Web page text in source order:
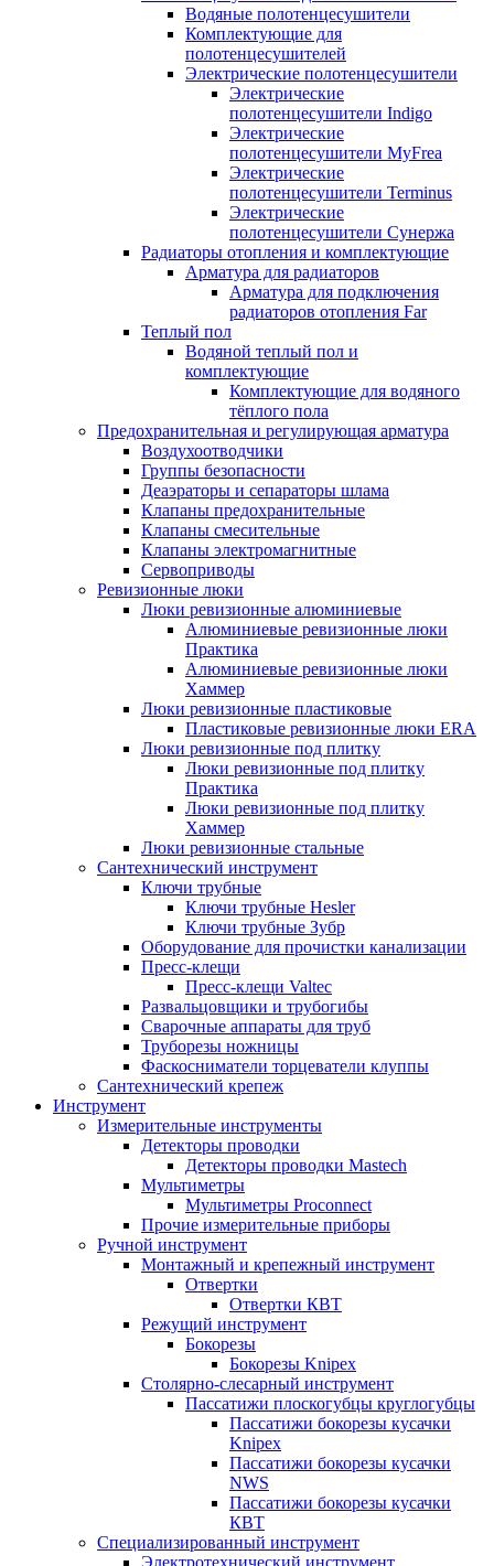
Водяные полотенцесушители
Комплектующие для
полотенцесушителей
Электрические полотенцесушители
Электрические
полотенцесушители Indigo
Электрические
полотенцесушители MyFrea
Электрические
полотенцесушители Terminus
Электрические
полотенцесушители Сунержа
Радиаторы отопления и комплектующие
Арматура для радиаторов
Арматура для подключения
радиаторов отопления Far
Теплый пол
Водяной теплый пол и
комплектующие
Комплектующие для водяного
тёплого пола
Предохранительная и регулирующая арматура
Воздухоотводчики
Группы безопасности
Деаэраторы и сепараторы шлама
Клапаны предохранительные
Клапаны смесительные
Клапаны электромагнитные
Сервоприводы
Ревизионные люки
Люки ревизионные алюминиевые
Алюминиевые ревизионные люки
Практика
Алюминиевые ревизионные люки
Хаммер
Люки ревизионные пластиковые
Пластиковые ревизионные люки ERA
Люки ревизионные под плитку
Люки ревизионные под плитку
Практика
Люки ревизионные под плитку
Хаммер
Люки ревизионные стальные
Сантехнический инструмент
Ключи трубные
Ключи трубные Hesler
Ключи трубные Зубр
Оборудование для прочистки канализации
Пресс-клещи
Пресс-клещи Valtec
Развальцовщики и трубогибы
Сварочные аппараты для труб
Труборезы ножницы
Фаскосниматели торцеватели клуппы
Сантехнический крепеж
Инструмент
Измерительные инструменты
Детекторы проводки
Детекторы проводки Mastech
Мультиметры
Мультиметры Proconnect
Прочие измерительные приборы
Ручной инструмент
Монтажный и крепежный инструмент
Отвертки
Отвертки КВТ
Режущий инструмент
Бокорезы
Бокорезы Knipex
Столярно-слесарный инструмент
Пассатижи плоскогубцы круглогубцы
Пассатижи бокорезы кусачки
Knipex
Пассатижи бокорезы кусачки
NWS
Пассатижи бокорезы кусачки
КВТ
Специализированный инструмент